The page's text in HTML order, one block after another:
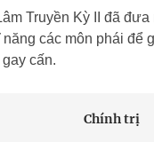
Truyền Kỳ II đã
các môn phái để
cấn.
Chính trị